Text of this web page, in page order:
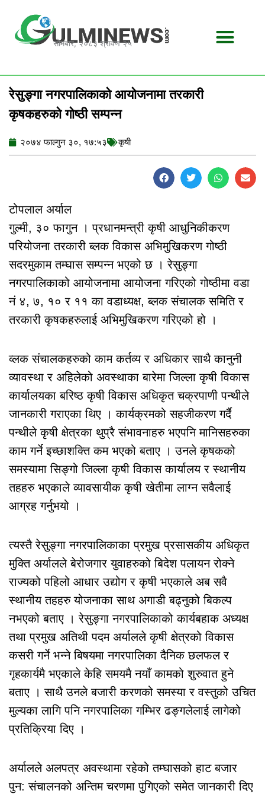
content
सोमबार, २०८३ श्रावण २५
रेसुङ्गा नगरपालिकाको आयोजनामा तरकारी
कृषकहरुको गोष्ठी सम्पन्न
२०७४ फाल्गुन ३०, १७:५३ कृषी
टोपलाल अर्याल
गुल्मी, ३० फागुन । प्रधानमन्त्री कृषी आधुनिकीकरण
परियोजना तरकारी ब्लक विकास अभिमुखिकरण गोष्ठी
सदरमुकाम तम्घास सम्पन्न भएको छ । रेसुङ्गा
नगरपालिकाको आयोजनामा आयोजना गरिएको गोष्ठीमा वडा
नं ४, ७, १० र ११ का वडाध्यक्ष, ब्लक संचालक समिति र
तरकारी कृषकहरुलाई अभिमुखिकरण गरिएको हो ।
व्लक संचालकहरुको काम कर्तव्य र अधिकार साथै कानुनी
व्यावस्था र अहिलेको अवस्थाका बारेमा जिल्ला कृषी विकास
कार्यालयका बरिष्ठ कृषी विकास अधिकृत चक्रपाणी पन्थीले
जानकारी गराएका थिए । कार्यक्रमको सहजीकरण गर्दै
पन्थीले कृषी क्षेत्रका थुप्रै संभावनाहरु भएपनि मानिसहरुका
काम गर्ने इच्छाशक्ति कम भएको बताए । उनले कृषकको
समस्यामा सिङ्गो जिल्ला कृषी विकास कार्यालय र स्थानीय
तहहरु भएकाले व्यावसायीक कृषी खेतीमा लाग्न सवैलाई
आग्रह गर्नुभयो ।
त्यस्तै रेसुङ्गा नगरपालिकाका प्रमुख प्रसासकीय अधिकृत
मुक्ति अर्यालले बेरोजगार युवाहरुको बिदेश पलायन रोक्ने
राज्यको पहिलो आधार उद्योग र कृषी भएकाले अब सवै
स्थानीय तहहरु योजनाका साथ अगाडी बढ्नुको बिकल्प
नभएको बताए । रेसुङ्गा नगरपालिकाको कार्यबहाक अध्यक्ष
तथा प्रमुख अतिथी पदम अर्यालले कृषी क्षेत्रको विकास
कसरी गर्ने भन्ने बिषयमा नगरपालिका दैनिक छलफल र
गृहकार्यमै भएकाले केहि समयमै नयाँ कामको शुरुवात हुने
बताए । साथै उनले बजारी करणको समस्या र वस्तुको उचित
मुल्यका लागि पनि नगरपालिका गम्भिर ढङ्गलेलाई लागेको
प्रतिक्रिया दिए ।
अर्यालले अलपत्र अवस्थामा रहेको तम्घासको हाट बजार
पुन: संचालनको अन्तिम चरणमा पुगिएको समेत जानकारी दिए